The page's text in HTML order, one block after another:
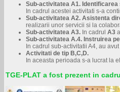
Sub-activitatea A1.
In cadrul acestei activitati s-a
Sub-activitatea A2. Asistenta
realizarii unor servicii si la
Sub-activitatea A3. In cadrul A3
Sub-activitatea A.4. Instruirea
In cadrul sub-activitatii A4, au
Activitati de tip B,C,D.
In aceasta perioada s-a lucrat la
TGE-PLAT a fost prezent in